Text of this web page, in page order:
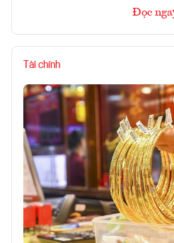
Đọc
Tài chính